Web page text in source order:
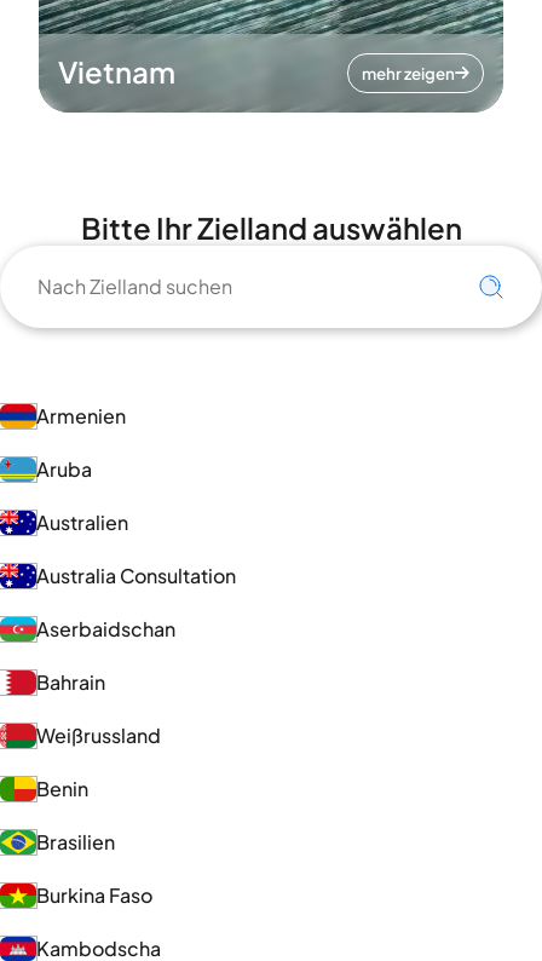
Vietnam mehr zeigen
Bitte Ihr Zielland auswählen
Armenien
Aruba
Australien
Australia Consultation
Aserbaidschan
Bahrain
Weißrussland
Benin
Brasilien
Burkina Faso
Kambodscha